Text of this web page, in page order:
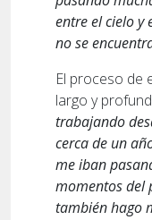
entre el cielo y
no se
El proceso de
largo y
trabajando
cerca de un
me iban
momentos del
también hago